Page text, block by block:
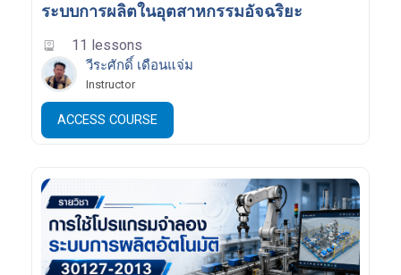
ระบบการผลิตในอุตสาหกรรมอัจฉริยะ
11 lessons
วีระศักดิ์ เดือนแจ่ม
Instructor
ACCESS COURSE